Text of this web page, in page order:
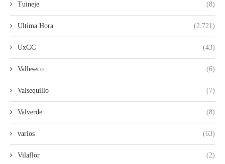
Tuineje (8)
Ultima Hora (2.721)
UxGC (43)
Valleseco (6)
Valsequillo (7)
Valverde (8)
varios (63)
Vilaflor (2)